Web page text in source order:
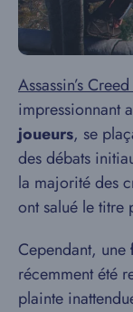
Assassin’s
impressionnant
joueurs, se
des débats
la majorité des
ont salué le titre
Cependant, une
récemment été
plainte